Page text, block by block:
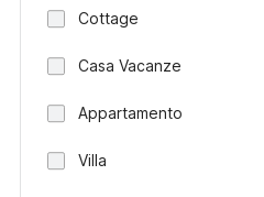
Cottage
Casa Vacanze
Appartamento
Villa